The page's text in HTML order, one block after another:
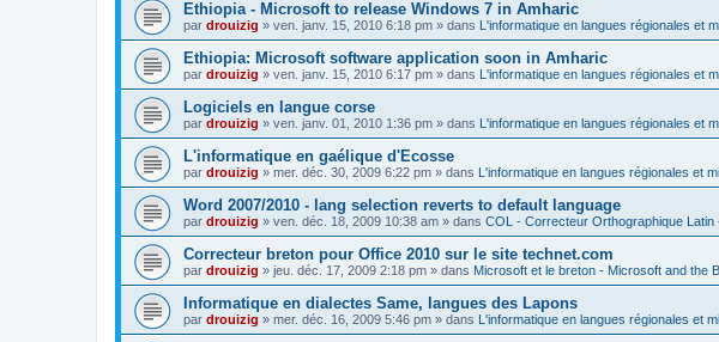
Ethiopia - Microsoft to release Windows 7 in Amharic
par drouizig » ven. janv. 15, 2010 6:18 pm » dans L'informatique en langues régionales et
Ethiopia: Microsoft software application soon in Amharic
par drouizig » ven. janv. 15, 2010 6:17 pm » dans L'informatique en langues régionales et
Logiciels en langue corse
par drouizig » ven. janv. 01, 2010 1:36 pm » dans L'informatique en langues régionales et
L'informatique en gaélique d'Ecosse
par drouizig » mer. déc. 30, 2009 6:22 pm » dans L'informatique en langues régionales et
Word 2007/2010 - lang selection reverts to default language
par drouizig » ven. déc. 18, 2009 10:38 am » dans COL - Correcteur Orthographique Latin
Correcteur breton pour Office 2010 sur le site technet.com
par drouizig » jeu. déc. 17, 2009 2:18 pm » dans Microsoft et le breton - Microsoft and the
Informatique en dialectes Same, langues des Lapons
par drouizig » mer. déc. 16, 2009 5:46 pm » dans L'informatique en langues régionales et